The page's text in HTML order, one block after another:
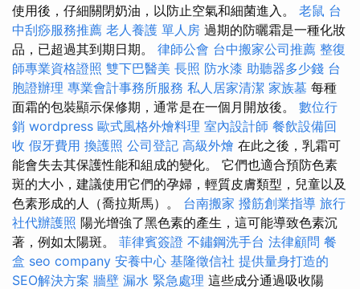
使用後，仔細關閉奶油，以防止空氣和細菌進入。 老鼠 台
中刮痧服務推薦 老人養護 單人房 過期的防曬霜是一種化妝
品，已超過其到期日期。 律師公會 台中搬家公司推薦 整復
師專業資格證照 雙下巴醫美 長照 防水漆 助聽器多少錢 台
胞證辦理 專業會計事務所服務 私人居家清潔 家族墓 每種
面霜的包裝顯示保修期，通常是在一個月開放後。 數位行
銷 wordpress 歐式風格外燴料理 室內設計師 餐飲設備回
收 假牙費用 換護照 公司登記 高級外燴 在此之後，乳霜可
能會失去其保護性能和組成的變化。 它們也適合預防色素
斑的大小，建議使用它們的孕婦，輕質皮膚類型，兒童以及
色素形成的人（喬拉斯馬）。 台南搬家 撥筋創業指導 旅行
社代辦護照 陽光增強了黑色素的產生，這可能導致色素沉
著，例如太陽斑。 菲律賓簽證 不鏽鋼洗手台 法律顧問 餐
盒 seo company 安養中心 基隆徵信社 提供量身打造的
SEO解決方案 牆壁 漏水 緊急處理 這些成分通過吸收陽